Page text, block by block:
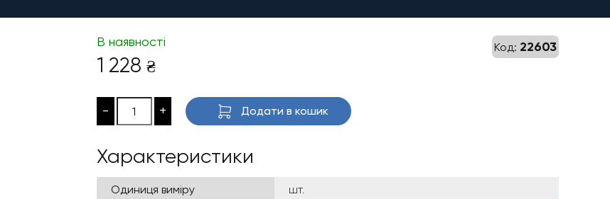
Код: 22603
В наявності
1 228 ₴
- + Додати в кошик
Характеристики
Одиниця виміру
шт.